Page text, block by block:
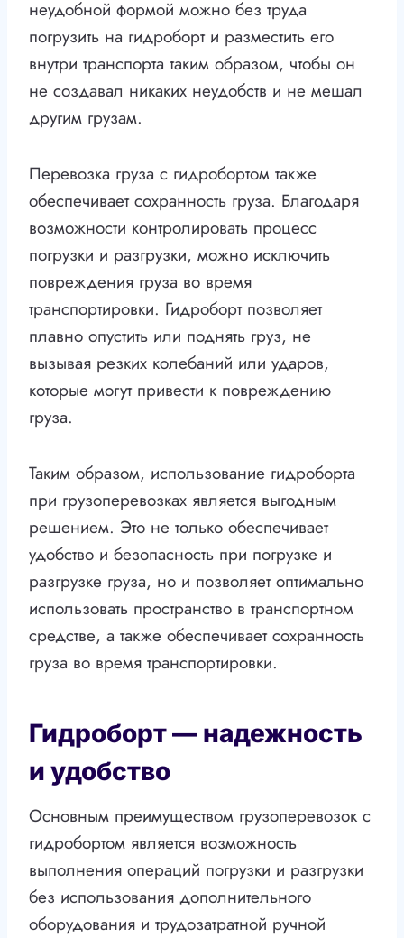
неудобной формой можно без труда
погрузить на гидроборт и разместить его
внутри транспорта таким образом, чтобы он
не создавал никаких неудобств и не мешал
другим грузам.
Перевозка груза с гидробортом также
обеспечивает сохранность груза. Благодаря
возможности контролировать процесс
погрузки и разгрузки, можно исключить
повреждения груза во время
транспортировки. Гидроборт позволяет
плавно опустить или поднять груз, не
вызывая резких колебаний или ударов,
которые могут привести к повреждению
груза.
Таким образом, использование гидроборта
при грузоперевозках является выгодным
решением. Это не только обеспечивает
удобство и безопасность при погрузке и
разгрузке груза, но и позволяет оптимально
использовать пространство в транспортном
средстве, а также обеспечивает сохранность
груза во время транспортировки.
Гидроборт — надежность
и удобство
Основным преимуществом грузоперевозок с
гидробортом является возможность
выполнения операций погрузки и разгрузки
без использования дополнительного
оборудования и трудозатратной ручной